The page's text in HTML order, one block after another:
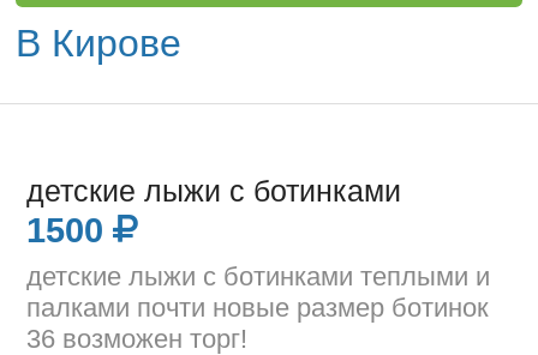
В Кирове
детские лыжи с ботинками
1500
детские лыжи с ботинками теплыми и
палками почти новые размер ботинок
36 возможен торг!